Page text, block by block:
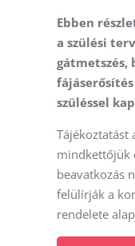
Ebben
a szülési
gátmetszés,
szüléssel
Tájékoztatást
mindkettőjük
beavatkozás
felülírják a
rendelete